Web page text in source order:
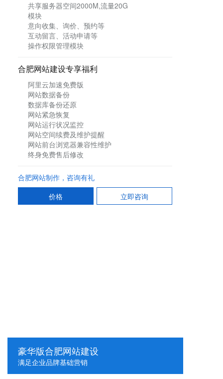
共享服务器空间2000M,流量20G
模块
意向收集、询价、预约等
互动留言、活动申请等
操作权限管理模块
合肥网站建设专享福利
阿里云加速免费版
网站数据备份
数据库备份还原
网站紧急恢复
网站运行状况监控
网站空间续费及维护提醒
网站前台浏览器兼容性维护
终身免费售后修改
合肥网站制作，咨询有礼
价格
立即咨询
豪华版合肥网站建设
满足企业品牌基础营销